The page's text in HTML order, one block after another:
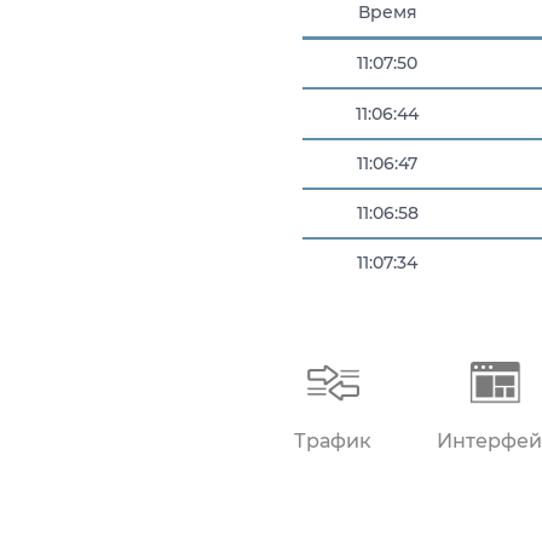
Время
11:07:50
11:06:44
11:06:47
11:06:58
11:07:34
Трафик